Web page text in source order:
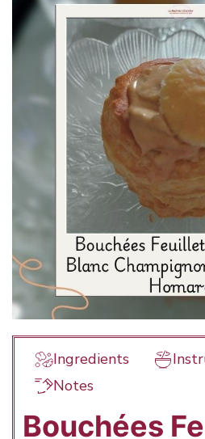
Ingredients
Notes
Bouchées